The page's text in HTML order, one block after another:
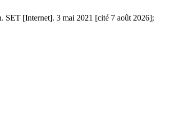
SET [Internet]. 3 mai 2021 [cité 7 août 2026];